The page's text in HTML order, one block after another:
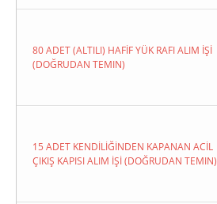
80 ADET (ALTILI) HAFİF YÜK RAFI ALIM İŞİ
(DOĞRUDAN TEMIN)
15 ADET KENDİLİĞİNDEN KAPANAN ACİL
ÇIKIŞ KAPISI ALIM İŞİ (DOĞRUDAN TEMIN)